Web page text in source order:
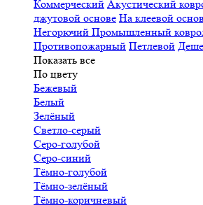
Коммерческий Акустический
джутовой основе На клеевой
Негорючий Промышленный
Противопожарный Петлевой
Показать все
По цвету
Бежевый
Белый
Зелёный
Светло-серый
Серо-голубой
Серо-синий
Тёмно-голубой
Тёмно-зелёный
Тёмно-коричневый